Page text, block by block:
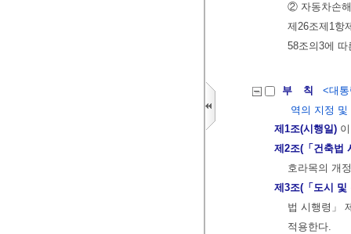
② 자동차손
제26조제1항
58조의3에 따
부 칙
<대
역의 지정
제1조(시행일)
제2조(「건축법
호라목의 개
제3조(「도시 및
법 시행령」
적용한다.